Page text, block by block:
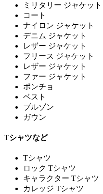
ミリタリー ジャケット
コート
ナイロン ジャケット
デニム ジャケット
レザー ジャケット
フリース ジャケット
レザー ジャケット
ファー ジャケット
ポンチョ
ベスト
ブルゾン
ガウン
Tシャツなど
Tシャツ
ロック Tシャツ
キャラクター Tシャツ
カレッジ Tシャツ